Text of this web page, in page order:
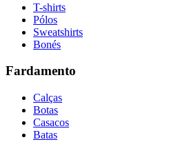
T-shirts
Pólos
Sweatshirts
Bonés
Fardamento
Calças
Botas
Casacos
Batas